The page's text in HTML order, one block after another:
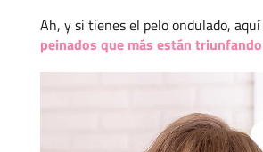
Ah, y si tienes el pelo ondulado,
peinados que más están